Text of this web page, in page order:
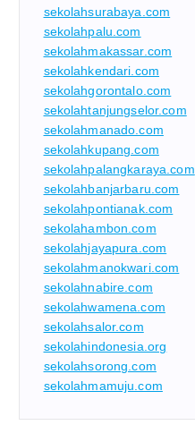
sekolahsurabaya.com
sekolahpalu.com
sekolahmakassar.com
sekolahkendari.com
sekolahgorontalo.com
sekolahtanjungselor.com
sekolahmanado.com
sekolahkupang.com
sekolahpalangkaraya.com
sekolahbanjarbaru.com
sekolahpontianak.com
sekolahambon.com
sekolahjayapura.com
sekolahmanokwari.com
sekolahnabire.com
sekolahwamena.com
sekolahsalor.com
sekolahindonesia.org
sekolahsorong.com
sekolahmamuju.com